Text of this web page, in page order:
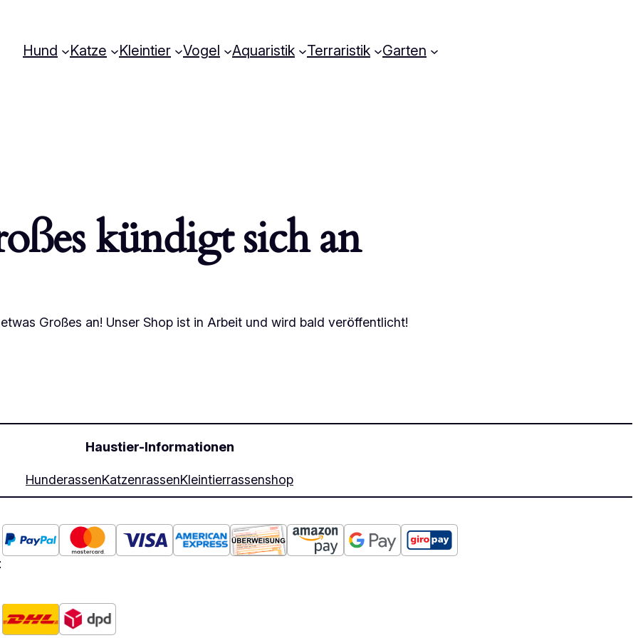
Hund Katze Kleintier Vogel Aquaristik Terraristik Garten
kündigt sich an
Großes an! Unser Shop ist in Arbeit und wird bald veröffentlicht!
Haustier-Informationen
HunderassenKatzenrassenKleintierrassenshop